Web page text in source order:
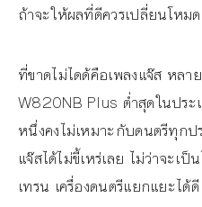
ถ้าจะให้ผลที่ดีควรเปลี่ยนโห
ที่ขาดไม่ไดด้คือเพลงแจ๊ส หล
W820NB Plus ต่ำสุดในปร
หนึ่งคงไม่เหมาะกับดนตรีทุก
แจ๊สได้ไม่ขี้เหร่เลย ไม่ว่าจะเ
เทรน เครื่องดนตรีแยกแยะได้ดี